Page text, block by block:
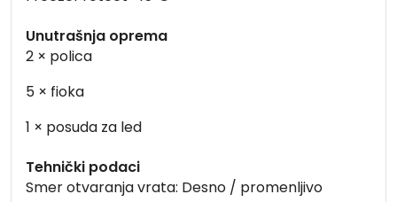
Unutrašnja oprema
2 × polica
5 × fioka
1 × posuda za led
Tehnički podaci
Smer otvaranja vrata: Desno / promenljivo